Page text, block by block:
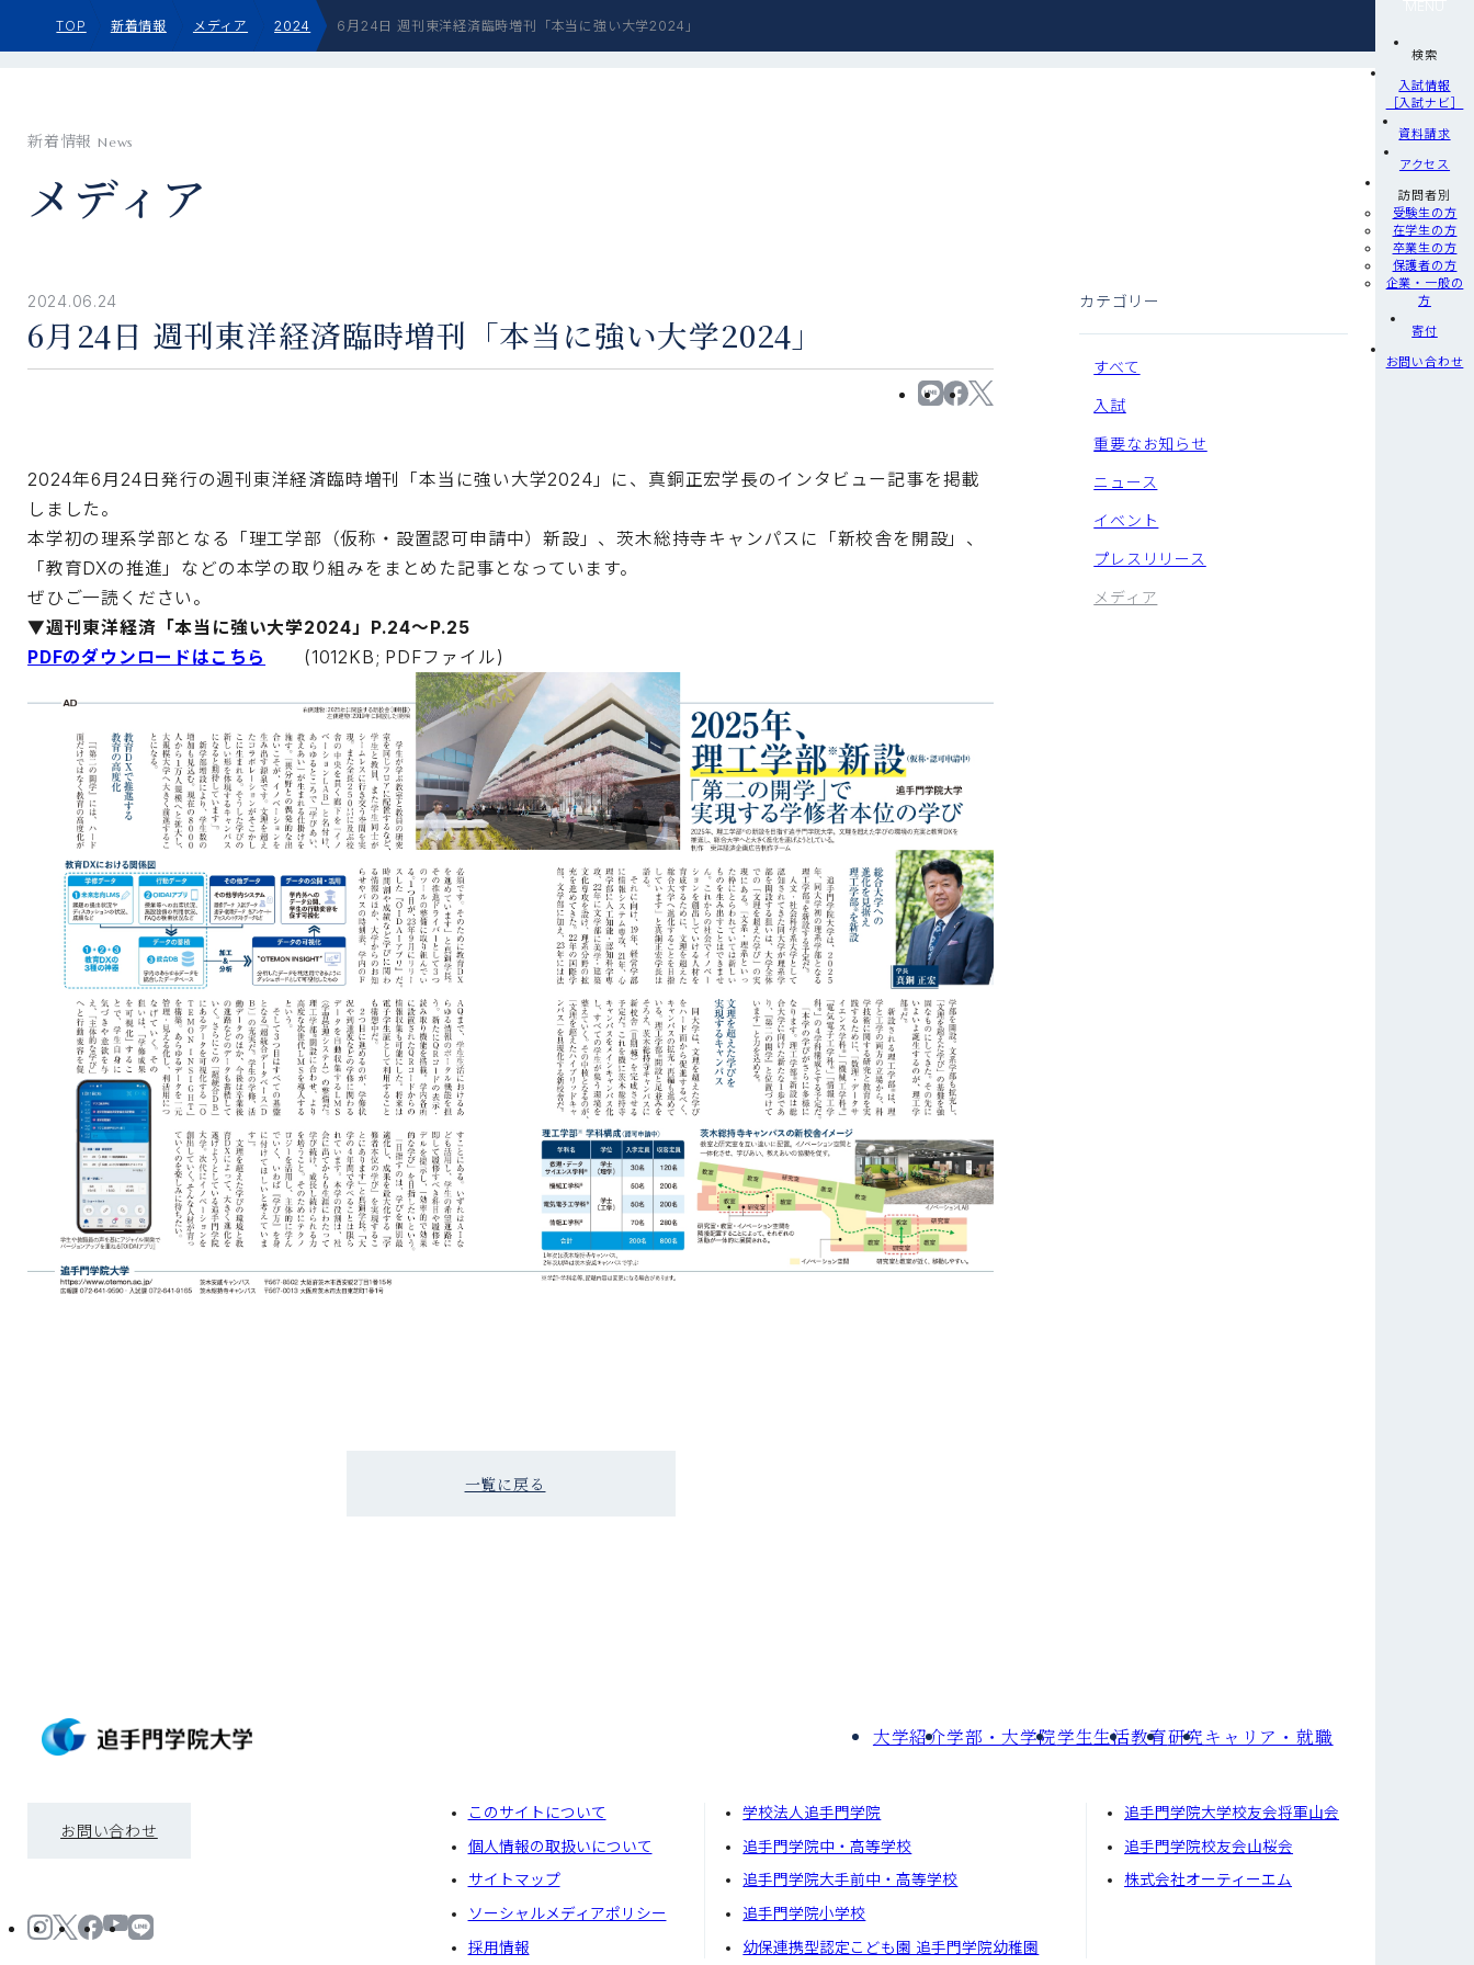
検索
入試情報
［入試ナビ］
資料請求
アクセス
訪問者別
受験生の方
在学生の方
卒業生の方
保護者の方
企業・一般の
方
寄付
お問い合わせ
TOP 新着情報 メディア 2024 6月24日 週刊東洋経済臨時増刊「本当に強い大学2024」
新着情報News
メディア
カテゴリー
すべて
入試
重要なお知らせ
ニュース
イベント
プレスリリース
メディア
6月24日 週刊東洋経済臨時増刊「本当に強い大学2024」
2024.06.24
2024年6月24日発行の週刊東洋経済臨時増刊「本当に強い大学2024」に、真銅正宏学長のインタビュー記事を掲載
しました。
本学初の理系学部となる「理工学部（仮称・設置認可申請中）新設」、茨木総持寺キャンパスに「新校舎を開設」、
「教育DXの推進」などの本学の取り組みをまとめた記事となっています。
ぜひご一読ください。
▼週刊東洋経済「本当に強い大学2024」P.24～P.25
PDFのダウンロードはこちら
(1012KB; PDFファイル)
一覧に戻る
大学紹介学部・大学院学⽣⽣活教育研究キャリア・就職
お問い合わせ
このサイトについて
個⼈情報の取扱いについて
サイトマップ
ソーシャルメディアポリシー
採⽤情報
学校法人追手門学院
追手門学院中・高等学校
追手門学院大手前中・高等学校
追手門学院小学校
幼保連携型認定こども園 追手門学院幼稚園
追手門学院大学校友会将軍山会
追手門学院校友会山桜会
株式会社オーティーエム